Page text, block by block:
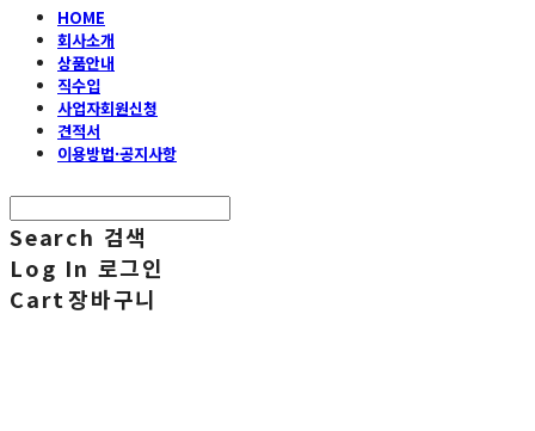
HOME
회사소개
상품안내
직수입
사업자회원신청
견적서
이용방법·공지사항
Search 검색
Log In 로그인
Cart장바구니